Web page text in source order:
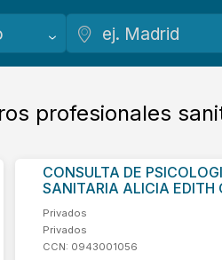
profesionales
CONSULTA DE
SANITARIA ALICIA EDITH
Privados
Privados
CCN: 0943001056